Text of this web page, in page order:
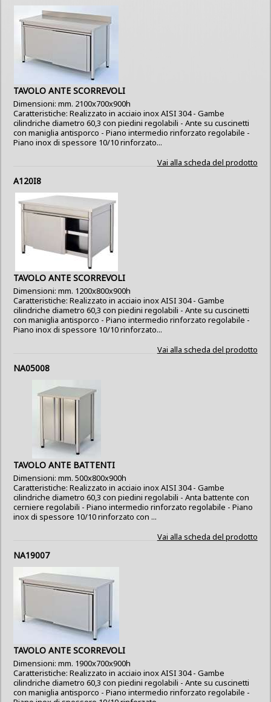
TAVOLO ANTE SCORREVOLI
Dimensioni: mm. 2100x700x900h
Caratteristiche: Realizzato in acciaio inox AISI 304 - Gambe
cilindriche diametro 60,3 con piedini regolabili - Ante su cuscinetti
con maniglia antisporco - Piano intermedio rinforzato regolabile -
Piano inox di spessore 10/10 rinforzato...
Vai alla scheda del prodotto
A120I8
TAVOLO ANTE SCORREVOLI
Dimensioni: mm. 1200x800x900h
Caratteristiche: Realizzato in acciaio inox AISI 304 - Gambe
cilindriche diametro 60,3 con piedini regolabili - Ante su cuscinetti
con maniglia antisporco - Piano intermedio rinforzato regolabile -
Piano inox di spessore 10/10 rinforzato...
Vai alla scheda del prodotto
NA05008
TAVOLO ANTE BATTENTI
Dimensioni: mm. 500x800x900h
Caratteristiche: Realizzato in acciaio inox AISI 304 - Gambe
cilindriche diametro 60,3 con piedini regolabili - Anta battente con
cerniere regolabili - Piano intermedio rinforzato regolabile - Piano
inox di spessore 10/10 rinforzato con ...
Vai alla scheda del prodotto
NA19007
TAVOLO ANTE SCORREVOLI
Dimensioni: mm. 1900x700x900h
Caratteristiche: Realizzato in acciaio inox AISI 304 - Gambe
cilindriche diametro 60,3 con piedini regolabili - Ante su cuscinetti
con maniglia antisporco - Piano intermedio rinforzato regolabile -